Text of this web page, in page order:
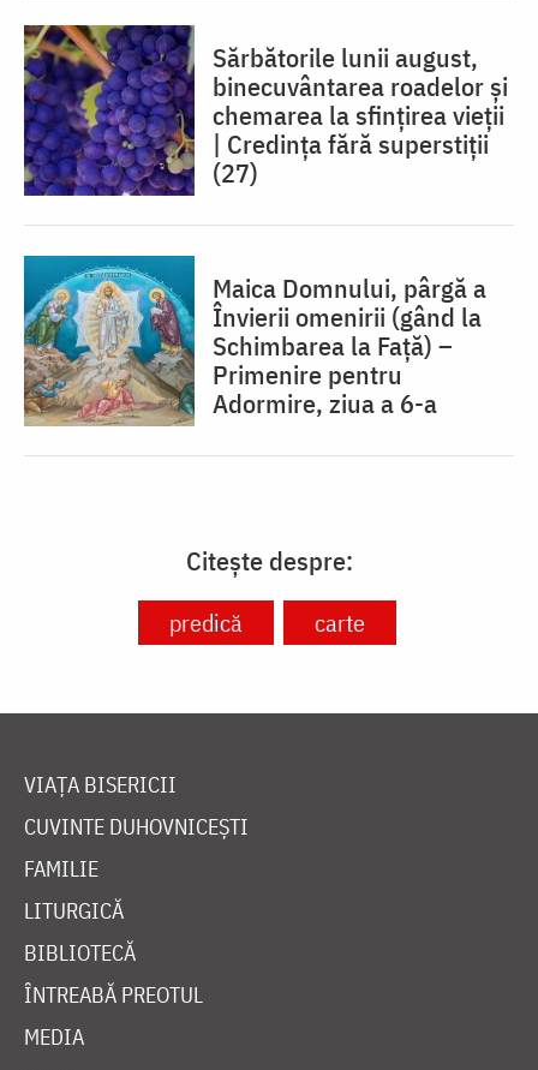
Sărbătorile lunii august,
binecuvântarea roadelor și
chemarea la sfințirea vieții
| Credința fără superstiții
(27)
Maica Domnului, pârgă a
Învierii omenirii (gând la
Schimbarea la Față) –
Primenire pentru
Adormire, ziua a 6-a
Citește despre:
predică carte
VIAȚA BISERICII
CUVINTE DUHOVNICEȘTI
FAMILIE
LITURGICĂ
BIBLIOTECĂ
ÎNTREABĂ PREOTUL
MEDIA